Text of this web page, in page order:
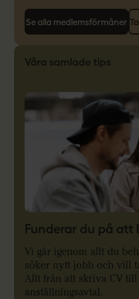
Se alla medlemsförmåner
Våra samlade tips
Funderar du på att
Vi går igenom allt du
söker nytt jobb och vill
Allt från att skriva CV
anställningsavtal.